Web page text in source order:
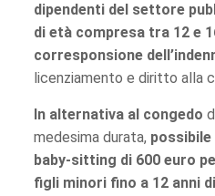
dipendenti del settore
di età compresa tra 12 e
corresponsione
licenziamento e diritto alla
In alternativa al congedo
medesima durata, possibile
baby-sitting di 600 euro
figli minori fino a 12 anni